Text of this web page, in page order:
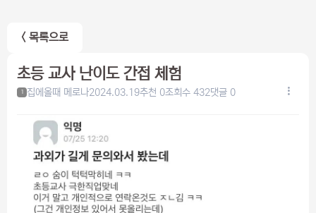
< 목록으로
초등 교사 난이도 간접 체험
1 집에올때 메로나2024.03.19추천 0조회수 432댓글 0